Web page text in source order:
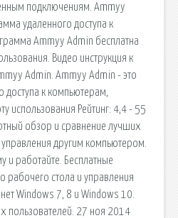
подключениям. Ammyy
удаленного доступа к
Ammyy Admin бесплатна
Видео инструкция к
Admin. Ammyy Admin - это
доступа к компьютерам,
использования Рейтинг: 4,4 - 55
обзор и сравнение лучших
другим компьютером.
и работайте. Бесплатные
рабочего стола и управления
Windows 7, 8 и Windows 10.
пользователей. 27 ноя 2014